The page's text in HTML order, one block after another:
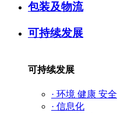
包装及物流
可持续发展
可持续发展
· 环境 健康 安全
· 信息化